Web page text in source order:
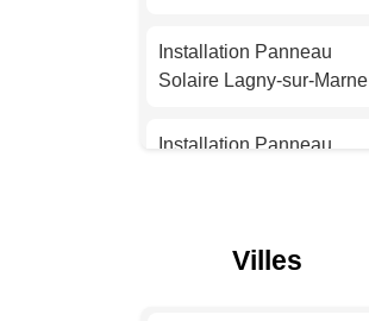
Installation Panneau
Installation Panneau
Installation Panneau
Solaire Lagny-sur-Marne
Installation Panneau
Installation Panneau
Villes